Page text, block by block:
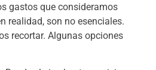
gastos que consideramos
realidad, son no esenciales.
recortar. Algunas opciones